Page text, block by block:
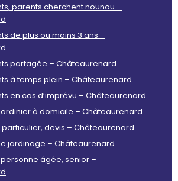
parents cherchent nounou –
de plus ou moins 3 ans –
partagée – Châteaurenard
à temps plein – Châteaurenard
en cas d’imprévu – Châteaurenard
à domicile – Châteaurenard
devis – Châteaurenard
jardinage – Châteaurenard
âgée, senior –